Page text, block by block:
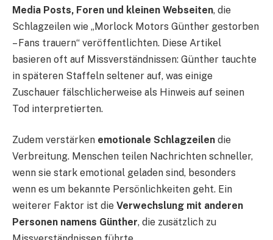
Media Posts, Foren und kleinen Webseiten, die
Schlagzeilen wie „Morlock Motors Günther gestorben
– Fans trauern“ veröffentlichten. Diese Artikel
basieren oft auf Missverständnissen: Günther tauchte
in späteren Staffeln seltener auf, was einige
Zuschauer fälschlicherweise als Hinweis auf seinen
Tod interpretierten.
Zudem verstärken emotionale Schlagzeilen die
Verbreitung. Menschen teilen Nachrichten schneller,
wenn sie stark emotional geladen sind, besonders
wenn es um bekannte Persönlichkeiten geht. Ein
weiterer Faktor ist die Verwechslung mit anderen
Personen namens Günther, die zusätzlich zu